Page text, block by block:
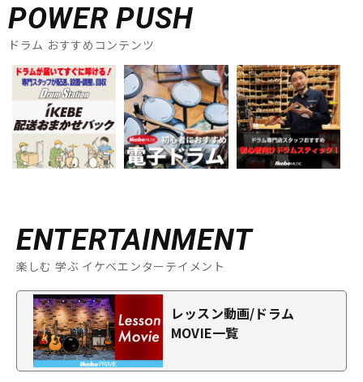
POWER PUSH
ドラム おすすめコンテンツ
ENTERTAINMENT
楽しむ 学ぶ イケベエンターテイメント
レッスン動画/ドラム
MOVIE一覧